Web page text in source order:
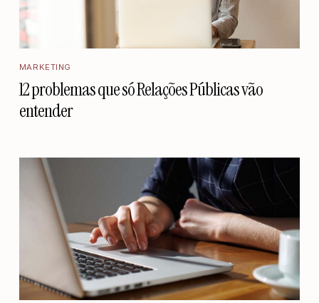
MARKETING
12 problemas que só Relações Públicas vão
entender